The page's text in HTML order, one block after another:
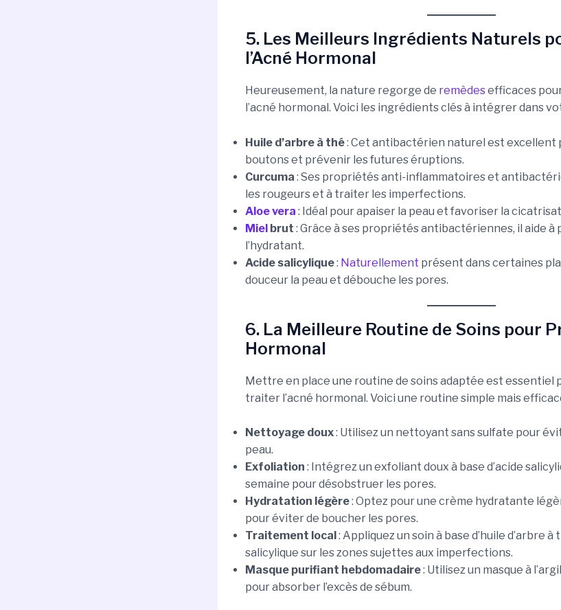
5. Les Meilleurs Ingrédients Naturels
l’Acné Hormonal
Heureusement, la nature regorge de remèdesefficaces
l’acné hormonal. Voici les ingrédients clés à intégrer dans
Huile d’arbre à thé: Cet antibactérien naturel est excellent
boutons et prévenir les futures éruptions.
Curcuma : Ses propriétés anti-inflammatoires et
les rougeurs et à traiter les imperfections.
Aloe vera : Idéal pour apaiser la peau et favoriser la
Miel brut : Grâce à ses propriétés antibactériennes, il aide à
l’hydratant.
Acide salicylique: Naturellement présent dans certaines
douceur la peau et débouche les pores.
6. La Meilleure Routine de Soins pour
Hormonal
Mettre en place une routine de soins adaptée est essentiel
traiter l’acné hormonal. Voici une routine simple mais
Nettoyage doux: Utilisez un nettoyant sans sulfate pour
peau.
Exfoliation : Intégrez un exfoliant doux à base d’acide
semaine pour désobstruer les pores.
Hydratation légère: Optez pour une crème hydratante
pour éviter de boucher les pores.
Traitement local : Appliquez un soin à base d’huile d’arbre à
salicylique sur les zones sujettes aux imperfections.
Masque purifiant hebdomadaire: Utilisez un masque à
pour absorber l’excès de sébum.